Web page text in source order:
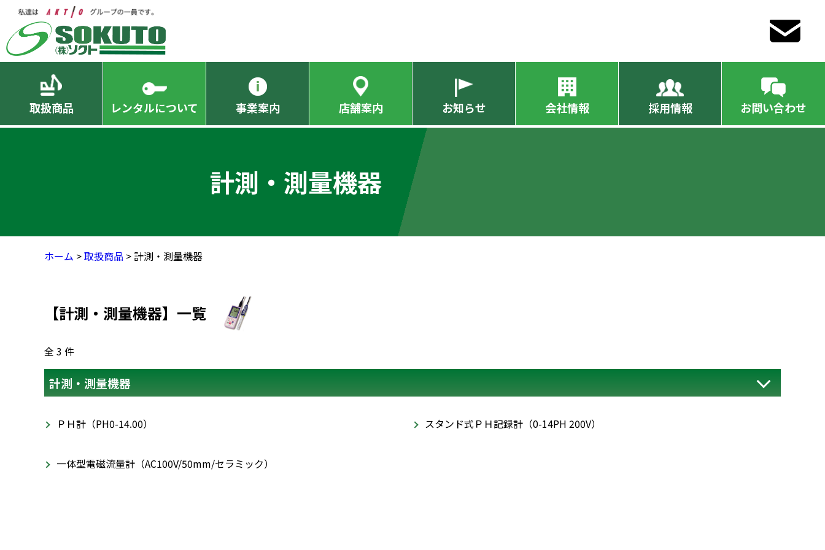
取扱商品 レンタルについて 事業案内 店舗案内 お知らせ 会社情報 採用情報 お問い合わせ
計測・測量機器
ホーム >取扱商品 > 計測・測量機器
【計測・測量機器】一覧
全 3 件
計測・測量機器
ＰＨ計（PH0-14.00） スタンド式ＰＨ記録計（0-14PH 200V）
一体型電磁流量計（AC100V/50mm/セラミック）